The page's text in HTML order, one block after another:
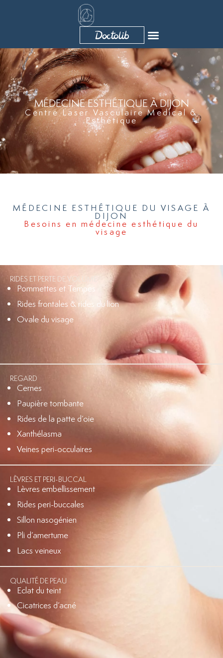
MÉDECINE ESTHÉTIQUE À DIJON
Centre Laser Vasculaire Medical &
Esthétique
MÉDECINE ESTHÉTIQUE DU VISAGE À
DIJON
Besoins en médecine esthétique du
visage
RIDES ET PERTE DE VOLUME
Pommettes et Tempes
Rides frontales & rides du lion
Ovale du visage
REGARD
Cernes
Paupière tombante
Rides de la patte d’oie
Xanthélasma
Veines peri-occulaires
LÈVRES ET PERI-BUCCAL
Lèvres embellissement
Rides peri-buccales
Sillon nasogénien
Pli d’amertume
Lacs veineux
QUALITÉ DE PEAU
Eclat du teint
Cicatrices d’acné